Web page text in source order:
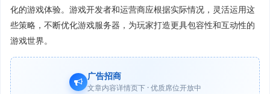
化的游戏体验。游戏开发者和运营商应根据实际情况，灵活运用这
些策略，不断优化游戏服务器，为玩家打造更具包容性和互动性的
游戏世界。
广告招商
文章内容详情页下 · 优质席位开放中